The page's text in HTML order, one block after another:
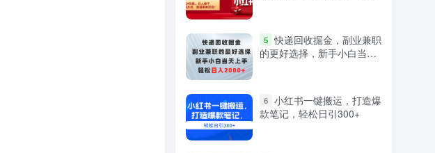
5 快递回收掘金，副业兼职
的更好选择，新手小白当天
6 小红书一键搬运，打造爆
款笔记，轻松日引300+